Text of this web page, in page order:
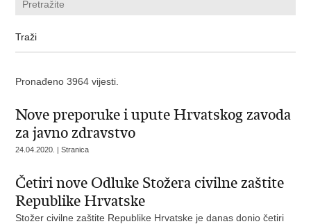
Pronađeno 3964 vijesti.
Nove preporuke i upute Hrvatskog zavoda
za javno zdravstvo
24.04.2020. | Stranica
Četiri nove Odluke Stožera civilne zaštite
Republike Hrvatske
Stožer civilne zaštite Republike Hrvatske je danas donio četiri